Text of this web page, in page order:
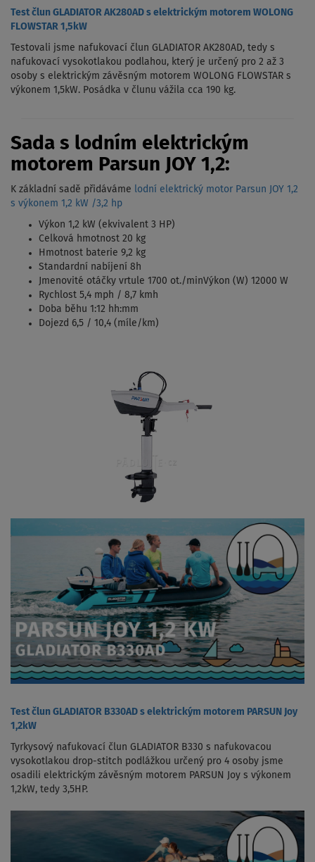
Test člun GLADIATOR AK280AD s elektrickým motorem WOLONG
FLOWSTAR 1,5kW
Testovali jsme nafukovací člun GLADIATOR AK280AD, tedy s
nafukovací vysokotlakou podlahou, který je určený pro 2 až 3
osoby s elektrickým závěsným motorem WOLONG FLOWSTAR s
výkonem 1,5kW. Posádka v člunu vážila cca 190 kg.
Sada s lodním elektrickým
motorem Parsun JOY 1,2:
K základní sadě přidáváme
lodní elektrický motor Parsun JOY 1,2
s výkonem 1,2 kW /3,2 hp
Výkon 1,2 kW (ekvivalent 3 HP)
Celková hmotnost 20 kg
Hmotnost baterie 9,2 kg
Standardní nabíjení 8h
Jmenovité otáčky vrtule 1700 ot./minVýkon (W) 12000 W
Rychlost 5,4 mph / 8,7 kmh
Doba běhu 1:12 hh:mm
Dojezd 6,5 / 10,4 (míle/km)
Test člun GLADIATOR B330AD s elektrickým motorem PARSUN Joy
1,2kW
Tyrkysový nafukovací člun GLADIATOR B330 s nafukovacou
vysokotlakou drop-stitch podlážkou určený pro 4 osoby jsme
osadili elektrickým závěsným motorem PARSUN Joy s výkonem
1,2kW, tedy 3,5HP.